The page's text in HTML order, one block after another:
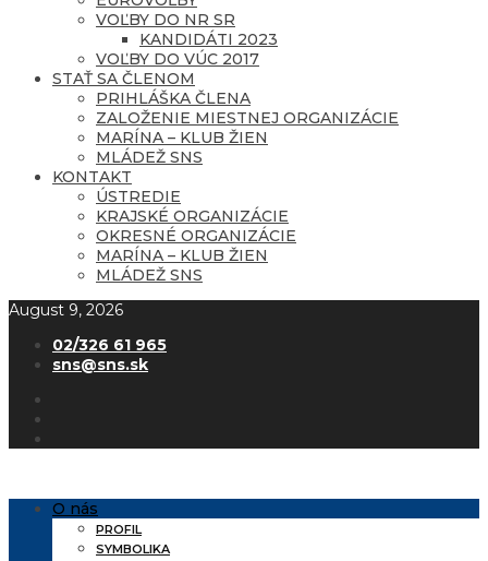
VOĽBY DO NR SR
KANDIDÁTI 2023
VOĽBY DO VÚC 2017
STAŤ SA ČLENOM
PRIHLÁŠKA ČLENA
ZALOŽENIE MIESTNEJ ORGANIZÁCIE
MARÍNA – KLUB ŽIEN
MLÁDEŽ SNS
KONTAKT
ÚSTREDIE
KRAJSKÉ ORGANIZÁCIE
OKRESNÉ ORGANIZÁCIE
MARÍNA – KLUB ŽIEN
MLÁDEŽ SNS
August 9, 2026
02/326 61 965
sns@sns.sk
O nás
PROFIL
SYMBOLIKA